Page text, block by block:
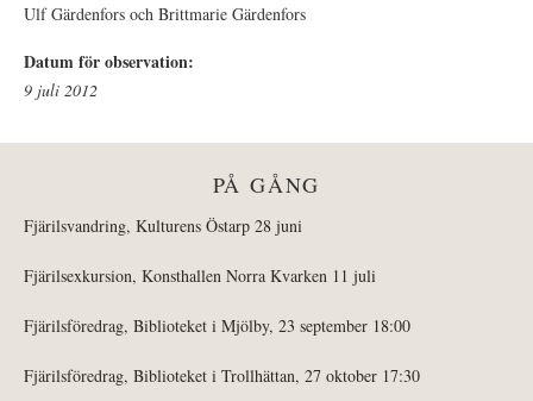
Ulf Gärdenfors och Brittmarie Gärdenfors
Datum för observation:
9 juli 2012
PÅ GÅNG
Fjärilsvandring, Kulturens Östarp 28 juni
Fjärilsexkursion, Konsthallen Norra Kvarken 11 juli
Fjärilsföredrag, Biblioteket i Mjölby, 23 september 18:00
Fjärilsföredrag, Biblioteket i Trollhättan, 27 oktober 17:30